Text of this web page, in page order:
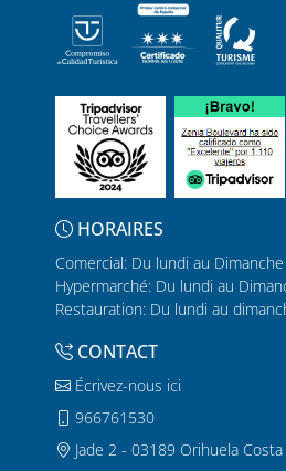
HORAIRES
Comercial: Du lundi au
Hypermarché: Du lundi au
Restauration: Du lundi au
CONTACT
Écrivez-nous ici
966761530
Jade 2 - 03189 Orihuela